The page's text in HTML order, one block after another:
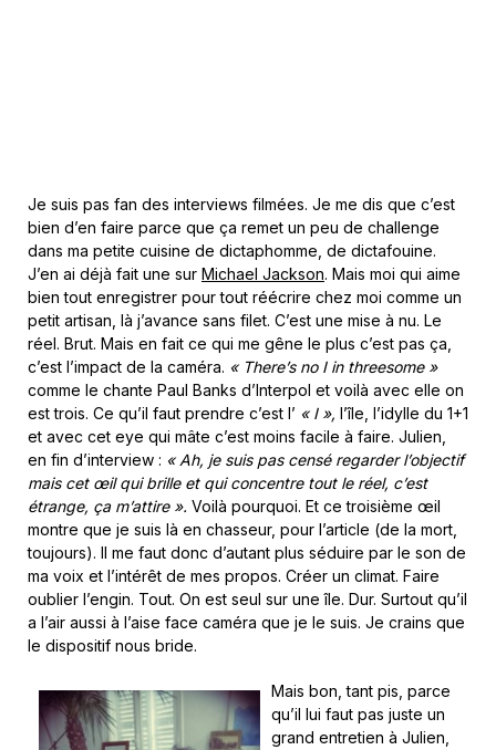
Je suis pas fan des interviews filmées. Je me dis que c’est
bien d’en faire parce que ça remet un peu de challenge
dans ma petite cuisine de dictaphomme, de dictafouine.
J’en ai déjà fait une sur Michael Jackson. Mais moi qui aime
bien tout enregistrer pour tout réécrire chez moi comme un
petit artisan, là j’avance sans filet. C’est une mise à nu. Le
réel. Brut. Mais en fait ce qui me gêne le plus c’est pas ça,
c’est l’impact de la caméra. « There’s no I in threesome »
comme le chante Paul Banks d’Interpol et voilà avec elle on
est trois. Ce qu’il faut prendre c’est l’ « I », l’île, l’idylle du 1+1
et avec cet eye qui mâte c’est moins facile à faire. Julien,
en fin d’interview : « Ah, je suis pas censé regarder l’objectif
mais cet œil qui brille et qui concentre tout le réel, c’est
étrange, ça m’attire ». Voilà pourquoi. Et ce troisième œil
montre que je suis là en chasseur, pour l’article (de la mort,
toujours). Il me faut donc d’autant plus séduire par le son de
ma voix et l’intérêt de mes propos. Créer un climat. Faire
oublier l’engin. Tout. On est seul sur une île. Dur. Surtout qu’il
a l’air aussi à l’aise face caméra que je le suis. Je crains que
le dispositif nous bride.
Mais bon, tant pis, parce
qu’il lui faut pas juste un
grand entretien à Julien,